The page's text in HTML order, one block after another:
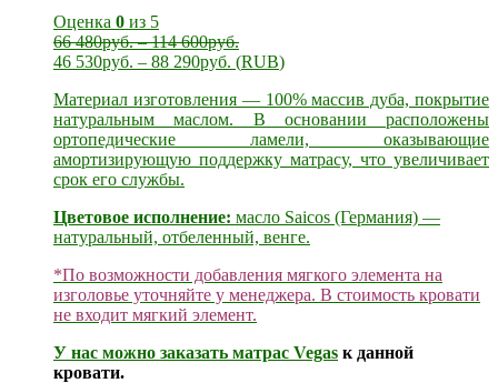
Оценка 0 из 5
66 480руб.–114 600руб.
46 530руб. – 88 290руб. (RUB)
Материал изготовления — 100% массив дуба, покрытие
натуральным маслом. В основании расположены
ортопедические ламели, оказывающие
амортизирующую поддержку матрасу, что увеличивает
срок его службы.
Цветовое исполнение: масло Saicos (Германия) —
натуральный, отбеленный, венге.
*По возможности добавления мягкого элемента на
изголовье уточняйте у менеджера. В стоимость кровати
не входит мягкий элемент.
У нас можно заказать матрас Vegas к данной
кровати.